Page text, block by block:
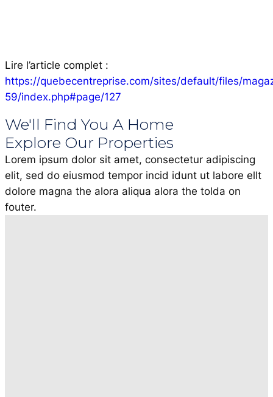
Lire l’article complet :
https://quebecentreprise.com/sites/default/files/
59/index.php#page/127
We'll Find You A Home
Explore Our Properties
Lorem ipsum dolor sit amet, consectetur adipiscing
elit, sed do eiusmod tempor incid idunt ut labore ellt
dolore magna the alora aliqua alora the tolda on
fouter.